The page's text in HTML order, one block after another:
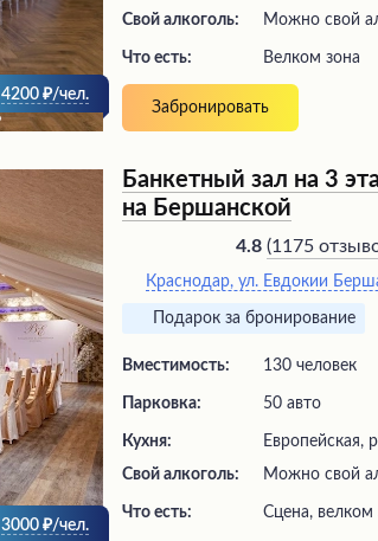
4200 /чел.
Свой алкоголь:
Можно свой
Что есть: велком зона
Забронировать
3000 /чел.
Банкетный зал на 3
на Бершанской
4.8 (1175
Краснодар, ул. Евдокии
Подарок за бронирование
Вместимость: 130 человек
Парковка: 50 авто
Кухня:
Европейская,
Свой алкоголь:
Можно свой
Что есть: сцена, велком